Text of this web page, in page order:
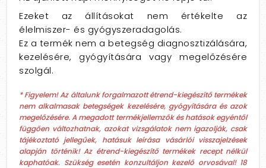
Ezeket az állításokat nem értékelte az
élelmiszer- és gyógyszeradagolás.
Ez a termék nem a betegség diagnosztizálására,
kezelésére, gyógyítására vagy megelőzésére
szolgál.
* Figyelem! Az általunk forgalmazott étrend-kiegészítő termékek
nem alkalmasak betegségek kezelésére, gyógyítására és azok
megelőzésére. A megadott termékjellemzők és hatások egyéntől
függően változhatnak, azokat vizsgálatok nem igazolják, csak
tájékoztató jellegűek, hatásuk leírása vásárlói visszajelzések
alapján történik! Az étrend-kiegészítő termékek recept nélkül
kaphatóak. Szükség esetén konzultáljon kezelő orvosával! 18